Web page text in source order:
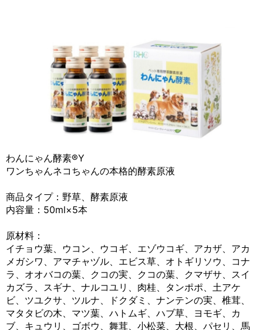
わんにゃん酵素®Y
ワンちゃんネコちゃんの本格的酵素原液
商品タイプ：野草、酵素原液
内容量：50ml×5本
原材料：
イチョウ葉、ウコン、ウコギ、エゾウコギ、アカザ、アカ
メガシワ、アマチャヅル、エビス草、オトギリソウ、コナ
ラ、オオバコの葉、クコの実、クコの葉、クマザサ、スイ
カズラ、スギナ、ナルコユリ、肉桂、タンポポ、土アケ
ビ、ツユクサ、ツルナ、ドクダミ、ナンテンの実、椎茸、
マタタビの木、マツ葉、ハトムギ、ハブ草、ヨモギ、カ
ブ、キュウリ、ゴボウ、舞茸、小松菜、大根、パセリ、馬